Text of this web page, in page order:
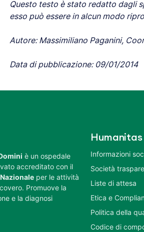
Questo testo è stato redatto dagli
esso può essere in alcun modo
Autore: Massimiliano Paganini,
Data di pubblicazione: 09/01/2014
è un ospedale
accreditato con il
per le attività
Promuove la
e la diagnosi
Informazioni
Società
Liste di attesa
Etica e
Politica della
Codice di